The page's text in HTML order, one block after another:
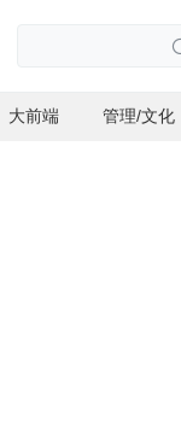
大前端 管理/文化